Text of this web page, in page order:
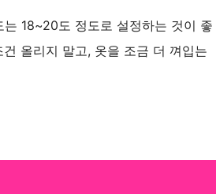
18~20도 정도로 설정하는 것이 좋
올리지 말고, 옷을 조금 더 껴입는